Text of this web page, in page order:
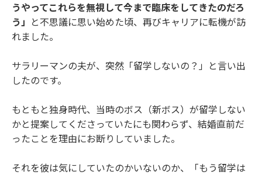
うやってこれらを無視して今まで臨床をしてきたのだろ
う」
と不思議に思い始めた頃、再びキャリアに転機が訪
れました。
サラリーマンの夫が、突然「留学しないの？」と言い出
したのです。
もともと独身時代、当時のボス（新ボス）が留学しない
かと提案してくださっていたにも関わらず、結婚直前だ
ったことを理由にお断りしていました。
それを彼は気にしていたのかいないのか、「もう留学は